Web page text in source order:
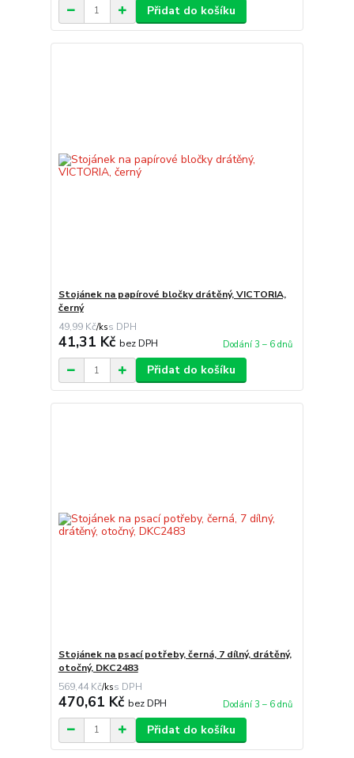
Přidat do košíku
Stojánek na papírové bločky drátěný, VICTORIA,
černý
49,99 Kč/ks
41,31 Kč bez DPH Dodání 3 – 6 dnů
Přidat do košíku
Stojánek na psací potřeby, černá, 7 dílný, drátěný,
otočný, DKC2483
569,44 Kč/ks
470,61 Kč bez DPH Dodání 3 – 6 dnů
Přidat do košíku